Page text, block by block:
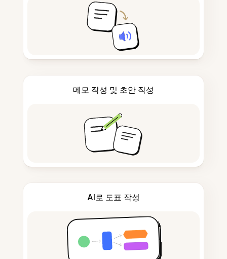
메모 작성 및 초안 작성
AI로 도표 작성